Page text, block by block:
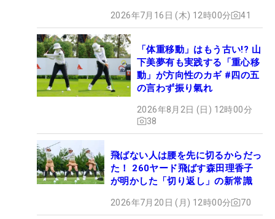
2026年7月16日 (木) 12時00分 41
「体重移動」はもう古い!? 山
下美夢有も実践する「重心移
動」が方向性のカギ #四の五
の言わず振り氣れ
2026年8月2日 (日) 12時00分
38
飛ばない人は腰を先に切るからだっ
た！ 260ヤード飛ばす森田理香子
が明かした「切り返し」の新常識
2026年7月20日 (月) 12時00分 70